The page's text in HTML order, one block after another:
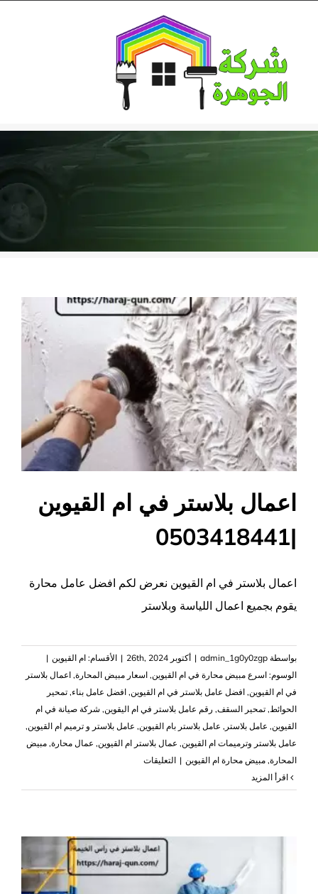
content
اعمال بلاستر في ام القيوين
|0503418441
اعمال بلاستر في ام القيوين نعرض لكم افضل عامل محارة
يقوم بجميع اعمال اللياسة وبلاستر
بواسطة admin_1g0y0zgp
| أكتوبر 26th, 2024 | الأقسام: ام القيوين |
الوسوم: اسرع مبيض محارة في ام القيوين, اسعار مبيض المحارة, اعمال بلاستر
في ام القيوين, افضل عامل بلاستر في ام القيوين, افضل عامل بناء, تمحير
الحوائط , تمحير السقف, رقم عامل بلاستر في ام اليقوين, شركة صيانة في ام
القيوين, عامل بلاستر , عامل بلاستر بام القيوين, عامل بلاستر و ترميم ام القيوين,
عامل بلاستر وترميمات ام القيوين, عمال بلاستر ام القيوين, عمال محارة, مبيض
المحارة, مبيض محارة ام القيوين | التعليقاتعلى
بلاستر
القيوين
|0503418441
مغلقة